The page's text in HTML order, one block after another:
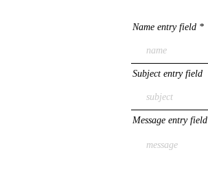
Name entry field
Subject entry field
Message entry field